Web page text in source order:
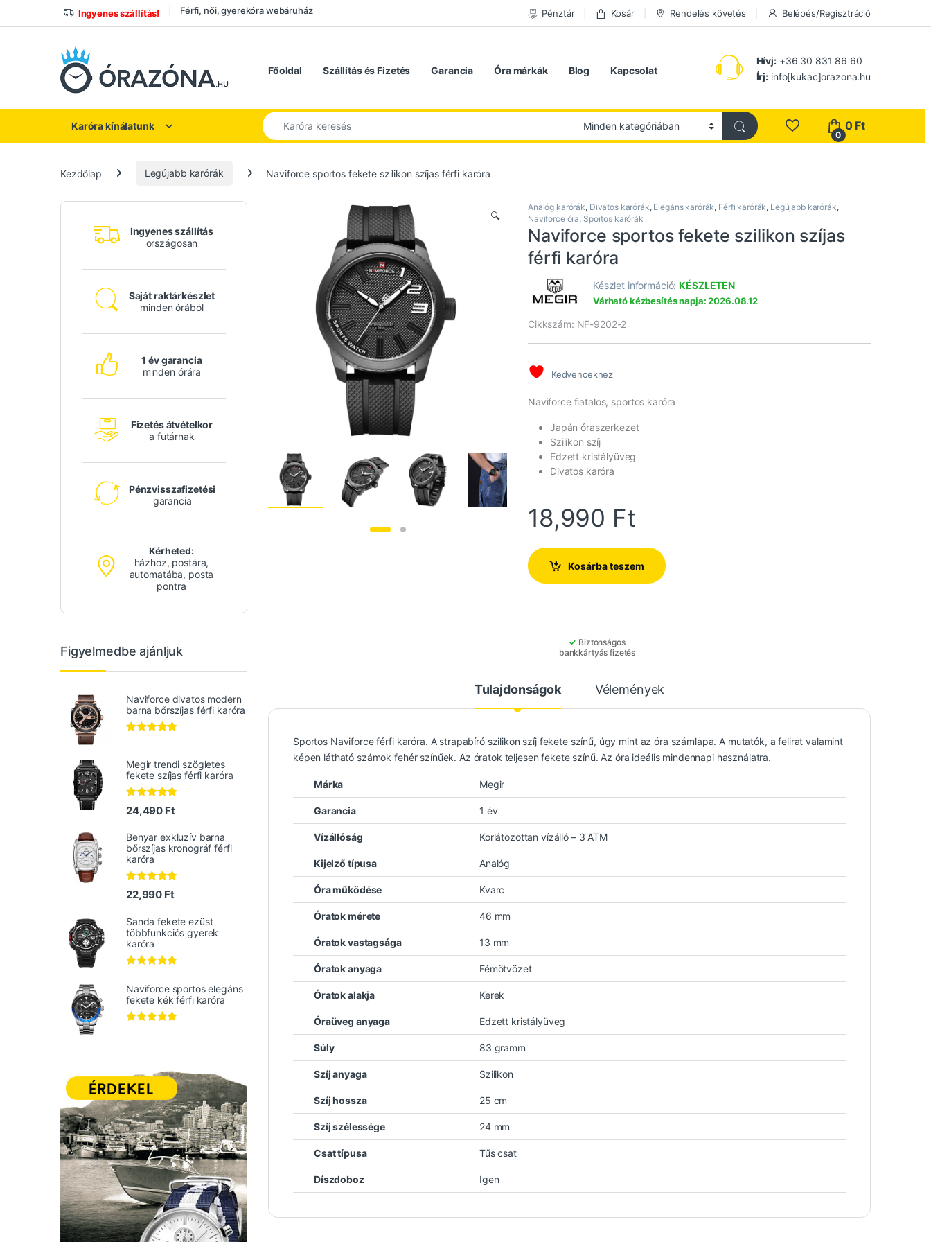
Ugrás a navigációhoz
Ugrás a tartalomhozIngyenes szállítás! Férfi, női, gyerekóra webáruház Pénztár Kosár Rendelés követés Belépés/Regisztráció
Főoldal Szállítás és Fizetés Garancia Óra márkák Blog Kapcsolat
Hívj:+36 30 831 86 60
Írj: info[kukac]orazona.hu
Karóra kínálatunk
Keresés a következőre:
0
0 Ft
Kezdőlap Legújabb karórák Naviforce sportos fekete szilikon szíjas férfi karóra
🔍
Analóg karórák, Divatos karórák, Elegáns karórák, Férfi karórák, Legújabb karórák,
Naviforce óra, Sportos karórák
Naviforce sportos fekete szilikon szíjas
férfi karóra
Készlet információ:KÉSZLETEN
Várható kézbesítés napja: 2026.08.12
Cikkszám: NF-9202-2
Kedvencekhez
Naviforce fiatalos, sportos karóra
Japán óraszerkezet
Szilikon szíj
Edzett kristályüveg
Divatos karóra
18,990 Ft
Kosárba teszem
✓ Biztonságos
bankkártyás fizetés
Tulajdonságok Vélemények
Sportos Naviforce férfi karóra. A strapabíró szilikon szíj fekete színű, úgy mint az óra számlapa. A mutatók, a felirat valamint
képen látható számok fehér színűek. Az óratok teljesen fekete színű. Az óra ideális mindennapi használatra.
Márka Megir
Garancia 1 év
Vízállóság Korlátozottan vízálló – 3 ATM
Kijelző típusa Analóg
Óra működése Kvarc
Óratok mérete 46 mm
Óratok vastagsága 13 mm
Óratok anyaga Fémötvözet
Óratok alakja Kerek
Óraüveg anyaga Edzett kristályüveg
Súly 83 gramm
Szíj anyaga Szilikon
Szíj hossza 25 cm
Szíj szélessége 24 mm
Csat típusa Tűs csat
Díszdoboz Igen
Ingyenes szállítás
országosan
Saját raktárkészlet
minden órából
1 év garancia
minden órára
Fizetés átvételkor
a futárnak
Pénzvisszafizetési
garancia
Kérheted:
házhoz, postára,
automatába, posta
pontra
Figyelmedbe ajánljuk
Naviforce divatos modern
barna bőrszíjas férfi karóra
Megir trendi szögletes
fekete szíjas férfi karóra
Értékelés:
5.00/ 5
24,490 Ft
Benyar exkluzív barna
bőrszíjas kronográf férfi
karóra
Értékelés:
5.00/ 5
22,990 Ft
Sanda fekete ezüst
többfunkciós gyerek
karóra
5.00
/ 5
Naviforce sportos elegáns
fekete kék férfi karóra